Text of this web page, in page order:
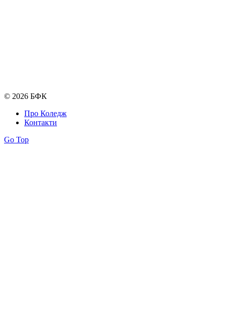
© 2026 БФК
Про Коледж
Контакти
Go Top